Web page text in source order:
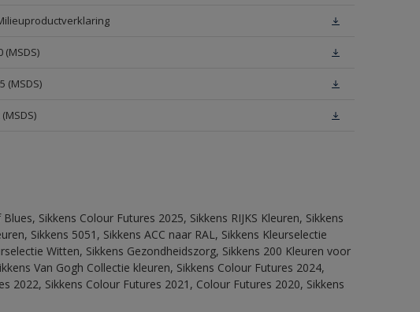
(MSDS)
Sikkens Colour Futures 2025, Sikkens RIJKS Kleuren, Sikkens
Sikkens 5051, Sikkens ACC naar RAL, Sikkens Kleurselectie
Witten, Sikkens Gezondheidszorg, Sikkens 200 Kleuren voor
Van Gogh Collectie kleuren, Sikkens Colour Futures 2024,
2022, Sikkens Colour Futures 2021, Colour Futures 2020, Sikkens